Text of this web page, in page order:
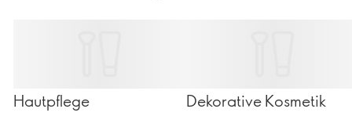
Hautpflege Dekorative Kosmetik